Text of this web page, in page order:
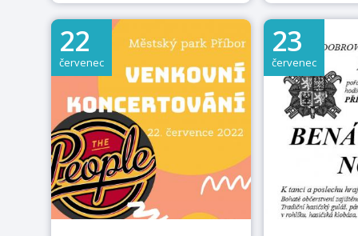
Točna. K poslechu a tanci
bude hrát živá hudba.
Bohaté občerstvení
zajištěno. Zvěřinová tombola.
Ostatní ... ·
SE SABINOU
SRAZ VŽDY
9:00 HODIN
Kč
22
červenec
23
červenec